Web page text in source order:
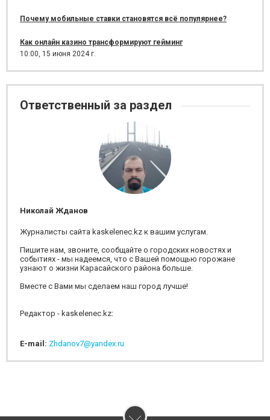
Почему мобильные ставки становятся всё популярнее?
Как онлайн казино трансформируют гейминг
10:00, 15 июня 2024 г.
Ответственный за раздел
Николай Жданов
Журналисты сайта kaskelenec.kz к вашим услугам.
Пишите нам, звоните, сообщайте о городских новостях и
событиях - мы надеемся, что с Вашей помощью горожане
узнают о жизни Карасайского района больше.
Вместе с Вами мы сделаем наш город лучше!
Редактор - kaskelenec.kz:
E-mail: Zhdanov7@yandex.ru